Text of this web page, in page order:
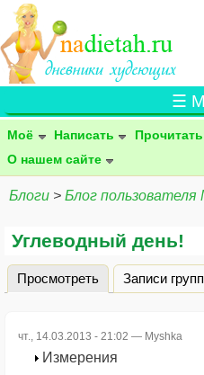
☰
Моё Написать Прочитать
О нашем сайте
Блоги > Блог пользователя
Углеводный день!
Главные вкладки
Просмотреть (активная
Записи
чт., 14.03.2013 - 21:02 — Myshka
Измерения